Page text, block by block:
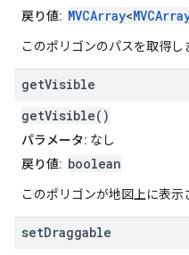
戻り値: MVCArray<
このポリゴンのパスを取得し
getVisible
getVisible()
パラメータ: なし
戻り値: boolean
このポリゴンが地図上に表示
setDraggable